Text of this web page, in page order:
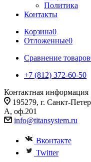
Политика
Контакты
Корзина0
Отложенные0
Сравнение товаров
+7 (812) 372-60-50
Контактная информация
195279, г. Санкт-
А, оф.201
info@titansystem.ru
Вконтакте
Twitter